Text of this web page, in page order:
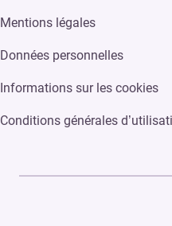
Mentions légales
Données personnelles
Informations sur les cookies
Conditions générales